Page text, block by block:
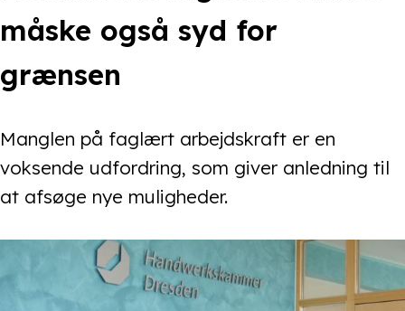
måske også syd for
grænsen
Manglen på faglært arbejdskraft er en
voksende udfordring, som giver anledning til
at afsøge nye muligheder.